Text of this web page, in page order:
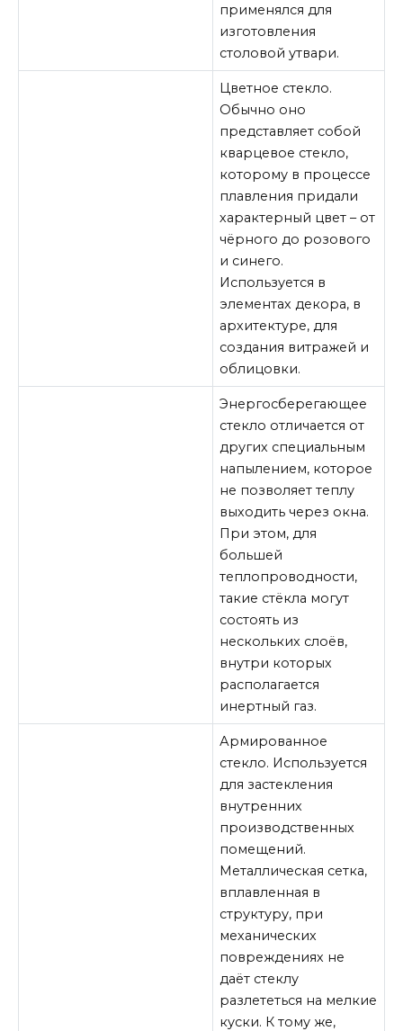
применялся для
изготовления
столовой утвари.
Цветное стекло.
Обычно оно
представляет собой
кварцевое стекло,
которому в процессе
плавления придали
характерный цвет – от
чёрного до розового
и синего.
Используется в
элементах декора, в
архитектуре, для
создания витражей и
облицовки.
Энергосберегающее
стекло отличается от
других специальным
напылением, которое
не позволяет теплу
выходить через окна.
При этом, для
большей
теплопроводности,
такие стёкла могут
состоять из
нескольких слоёв,
внутри которых
располагается
инертный газ.
Армированное
стекло. Используется
для застекления
внутренних
производственных
помещений.
Металлическая сетка,
вплавленная в
структуру, при
механических
повреждениях не
даёт стеклу
разлететься на мелкие
куски. К тому же,